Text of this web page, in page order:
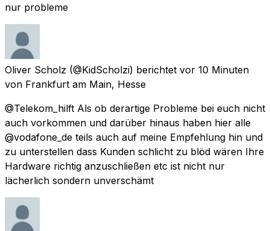
nur probleme
Oliver Scholz (@KidScholzi) berichtet vor 10 Minuten
von Frankfurt am Main, Hesse
@Telekom_hilft Als ob derartige Probleme bei euch nicht
auch vorkommen und darüber hinaus haben hier alle
@vodafone_de teils auch auf meine Empfehlung hin und
zu unterstellen dass Kunden schlicht zu blöd wären Ihre
Hardware richtig anzuschließen etc ist nicht nur
lächerlich sondern unverschämt